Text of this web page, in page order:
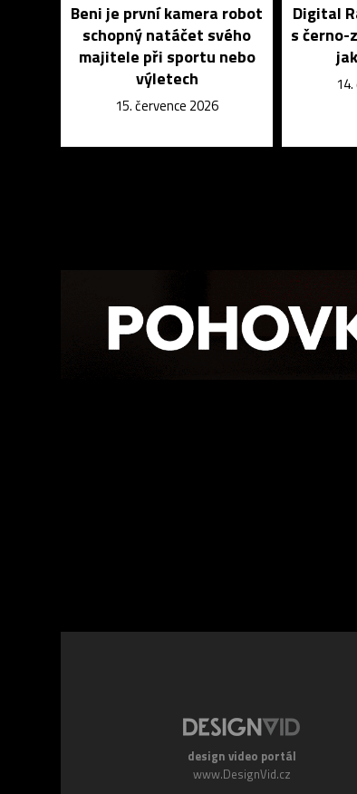
Beni je první kamera robot
schopný natáčet svého
majitele při sportu nebo
výletech
15. července 2026
Digital
s černo-
design video portál
www.DesignVid.cz